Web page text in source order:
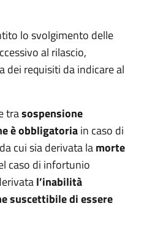
lo svolgimento delle
al rilascio,
dei requisiti da indicare al
trasospensione
è obbligatoriain caso di
cui sia derivata lamorte
caso di infortunio
l’inabilità
suscettibile di essere